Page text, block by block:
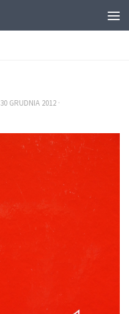
30 GRUDNIA 2012 ·